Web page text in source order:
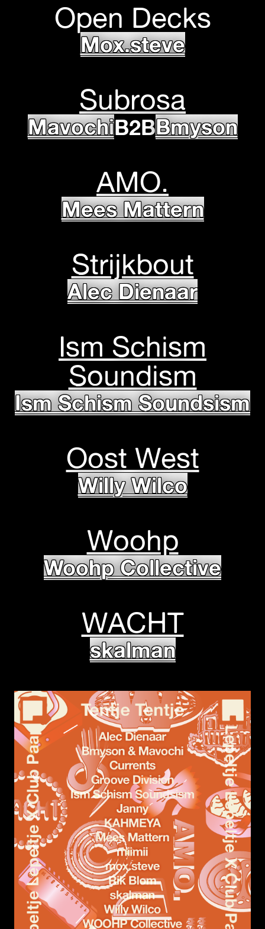
Open Decks
Mox.steve
Subrosa
MavochiB2BBmyson
AMO.
Mees Mattern
Strijkbout
Alec Dienaar
Ism Schism
Soundism
Ism Schism Soundsism
Oost West
Willy Wilco
Woohp
Woohp Collective
WACHT
skalman